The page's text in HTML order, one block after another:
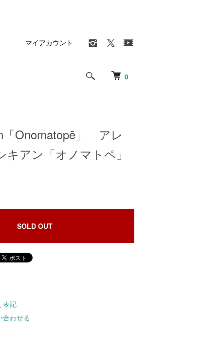
0
マイアカウント
「Onomatopē」 アレ
キアン「オノマトペ」
SOLD OUT
表記
合わせる